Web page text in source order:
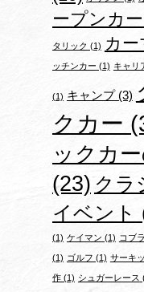
ープンカー
タリック (1) カー
ッチンカー (1) キャリ
(1) キャンプ(3)
クカー
ックカ
(23)クラ
イベント
(1) ケイマン (1) コブラ
(1) ゴルフ (1) サーキ
作 (1) シュガーレース